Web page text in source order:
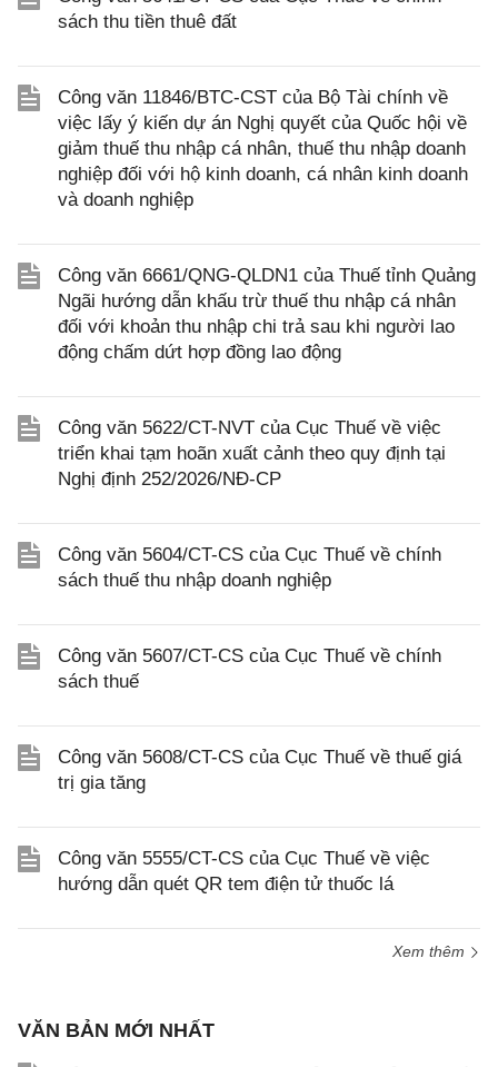
sách thu tiền thuê đất
Công văn 11846/BTC-CST của Bộ Tài chính về
việc lấy ý kiến dự án Nghị quyết của Quốc hội về
giảm thuế thu nhập cá nhân, thuế thu nhập doanh
nghiệp đối với hộ kinh doanh, cá nhân kinh doanh
và doanh nghiệp
Công văn 6661/QNG-QLDN1 của Thuế tỉnh Quảng
Ngãi hướng dẫn khấu trừ thuế thu nhập cá nhân
đối với khoản thu nhập chi trả sau khi người lao
động chấm dứt hợp đồng lao động
Công văn 5622/CT-NVT của Cục Thuế về việc
triển khai tạm hoãn xuất cảnh theo quy định tại
Nghị định 252/2026/NĐ-CP
Công văn 5604/CT-CS của Cục Thuế về chính
sách thuế thu nhập doanh nghiệp
Công văn 5607/CT-CS của Cục Thuế về chính
sách thuế
Công văn 5608/CT-CS của Cục Thuế về thuế giá
trị gia tăng
Công văn 5555/CT-CS của Cục Thuế về việc
hướng dẫn quét QR tem điện tử thuốc lá
Xem thêm
VĂN BẢN MỚI NHẤT